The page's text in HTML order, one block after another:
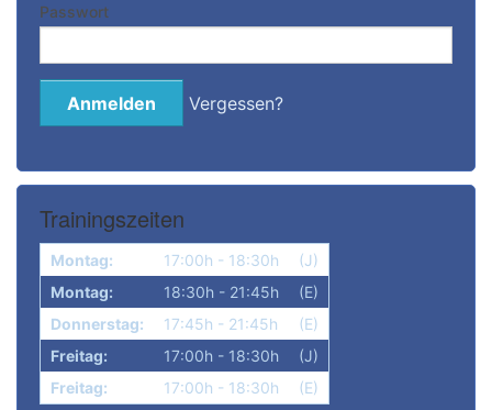
Passwort
Vergessen?
Trainingszeiten
Montag: 17:00h - 18:30h
(J)
Montag:
18:30h - 21:45h
(E)
Donnerstag:
17:45h - 21:45h
(E)
Freitag:
17:00h - 18:30h
(J)
Freitag:
17:00h - 18:30h (E)